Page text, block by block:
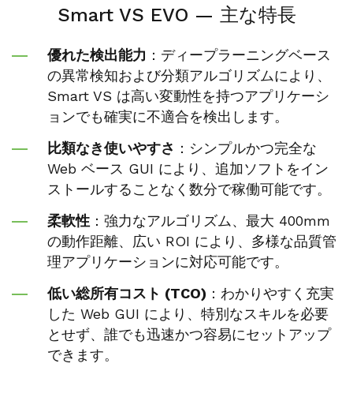
Smart VS EVO — 主な特長
優れた検出能力 ：ディープラーニングベース
の異常検知および分類アルゴリズムにより、
Smart VS は高い変動性を持つアプリケーシ
ョンでも確実に不適合を検出します。
比類なき使いやすさ ：シンプルかつ完全な
Web ベース GUI により、追加ソフトをイン
ストールすることなく数分で稼働可能です。
柔軟性 ：強力なアルゴリズム、最大 400mm
の動作距離、広い ROI により、多様な品質管
理アプリケーションに対応可能です。
低い総所有コスト (TCO) ：わかりやすく充実
した Web GUI により、特別なスキルを必要
とせず、誰でも迅速かつ容易にセットアップ
できます。